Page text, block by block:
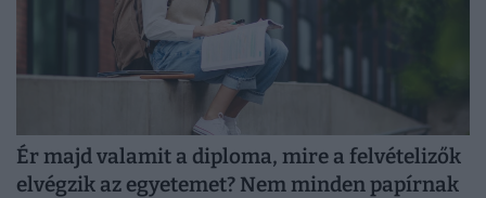
Ér majd valamit a diploma, mire a felvételizők
elvégzik az egyetemet? Nem minden papírnak